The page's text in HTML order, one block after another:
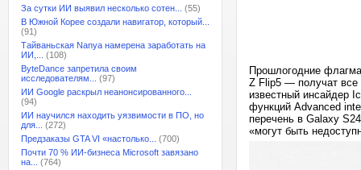
За сутки ИИ выявил несколько сотен...
(55)
В Южной Корее создали навигатор, который...
(91)
Тайваньская Nanya намерена заработать на
ИИ,...
(108)
ByteDance запретила своим
исследователям...
(97)
ИИ Google раскрыл неанонсированного...
(94)
ИИ научился находить уязвимости в ПО, но
для...
(272)
Предзаказы GTA VI «настолько...
(700)
Почти 70 % ИИ-бизнеса Microsoft завязано
на...
(764)
Прошлогодние
Z Flip5 — получат
известный инсайдер
функций Advanced
перечень в Galaxy
«могут быть